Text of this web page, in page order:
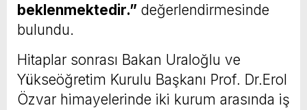
beklenmektedir.” değerlendirmesinde
bulundu.
Hitaplar sonrası Bakan Uraloğlu ve
Yükseöğretim Kurulu Başkanı Prof. Dr.Erol
Özvar himayelerinde iki kurum arasında iş